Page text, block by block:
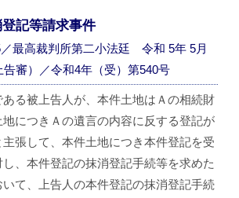
登記等請求事件
／最高裁判所第二小法廷 令和 5年 5月
審）／令和4年（受）第540号
ある被上告人が、本件土地はＡの相続財
につきＡの遺言の内容に反する登記が
張して、本件土地につき本件登記を受
、本件登記の抹消登記手続等を求めた
て、上告人の本件登記の抹消登記手続